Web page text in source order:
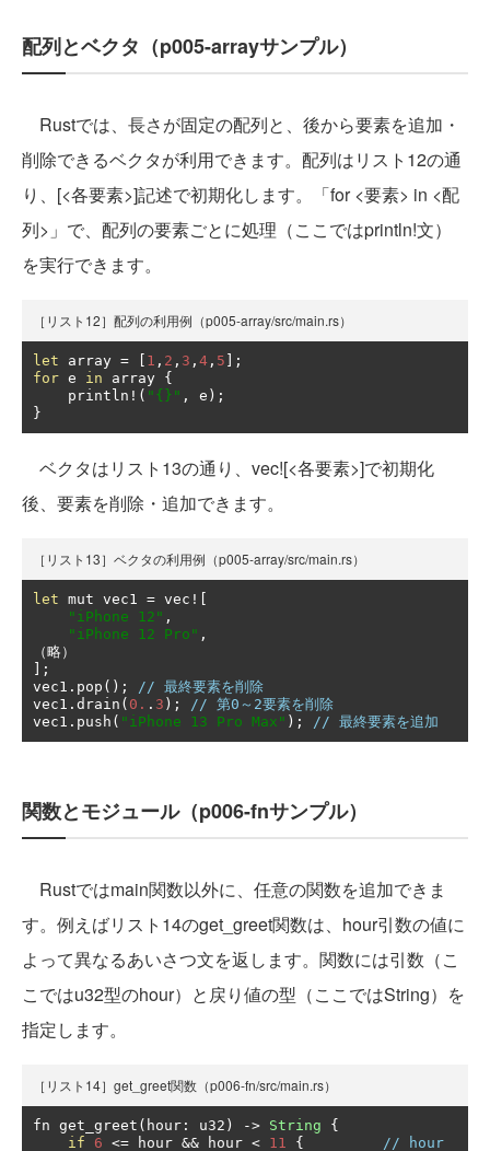
配列とベクタ（p005-arrayサンプル）
Rustでは、長さが固定の配列と、後から要素を追加・
削除できるベクタが利用できます。配列はリスト12の通
り、[<各要素>]記述で初期化します。「for <要素> in <配
列>」で、配列の要素ごとに処理（ここではprintln!文）
を実行できます。
［リスト12］配列の利用例（p005-array/src/main.rs）
let array = 1 , 2 , 3 , 4 , 5 ];
for e in array {
    println
!( "{}" , e );
}
ベクタはリスト13の通り、vec![<各要素>]で初期化
後、要素を削除・追加できます。
［リスト13］ベクタの利用例（p005-array/src/main.rs）
let mut vec1 = vec ![
"iPhone 12" ,
"iPhone 12 Pro" ,
（略）
];
vec1 . pop ();
// 最終要素を削除
vec1 . drain ( 0. . 3 );
// 第0～2要素を削除
vec1 . push ( "iPhone 13 Pro Max" ); // 最終要素を追加
関数とモジュール（p006-fnサンプル）
Rustではmain関数以外に、任意の関数を追加できま
す。例えばリスト14のget_greet関数は、hour引数の値に
よって異なるあいさつ文を返します。関数には引数（こ
こではu32型のhour）と戻り値の型（ここではString）を
指定します。
［リスト14］get_greet関数（p006-fn/src/main.rs）
fn get_greet ( hour : u32 ) -> String
{
if
6 <= hour && hour < 11 {
// hour